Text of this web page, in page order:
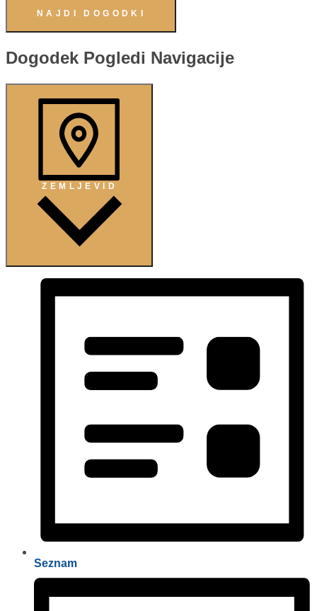
NAJDI DOGODKI
Dogodek Pogledi Navigacije
ZEMLJEVID
Seznam